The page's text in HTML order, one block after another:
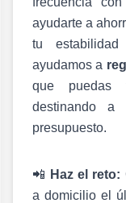
ayudarte a
tu
ayudamos a
que puedas
destinando
presupuesto.
📲 Haz el reto:
a domicilio el